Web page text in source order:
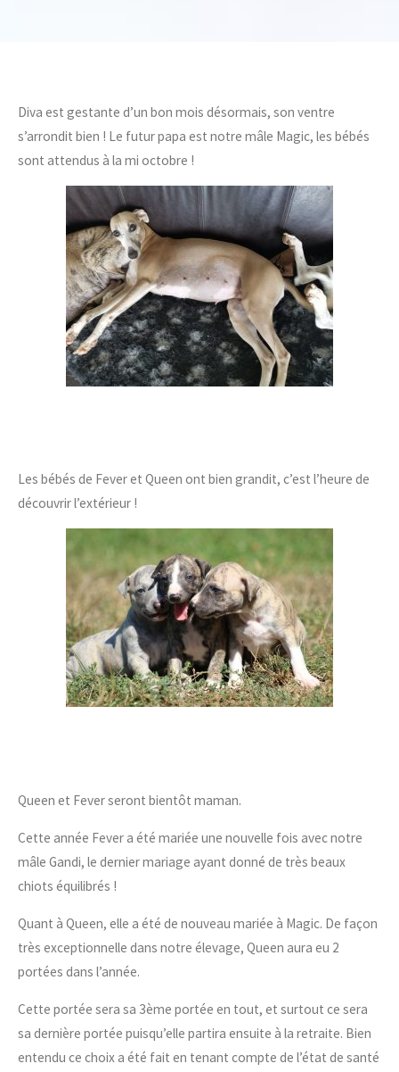
Diva est gestante d’un bon mois désormais, son ventre
s’arrondit bien ! Le futur papa est notre mâle Magic, les bébés
sont attendus à la mi octobre !
Les bébés de Fever et Queen ont bien grandit, c’est l’heure de
découvrir l’extérieur !
Queen et Fever seront bientôt maman.
Cette année Fever a été mariée une nouvelle fois avec notre
mâle Gandi, le dernier mariage ayant donné de très beaux
chiots équilibrés !
Quant à Queen, elle a été de nouveau mariée à Magic. De façon
très exceptionnelle dans notre élevage, Queen aura eu 2
portées dans l’année.
Cette portée sera sa 3ème portée en tout, et surtout ce sera
sa dernière portée puisqu’elle partira ensuite à la retraite. Bien
entendu ce choix a été fait en tenant compte de l’état de santé